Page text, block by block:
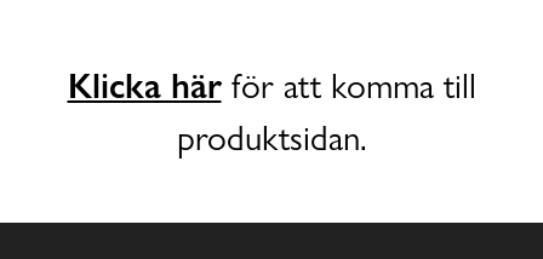
Klicka härför att komma till
produktsidan.